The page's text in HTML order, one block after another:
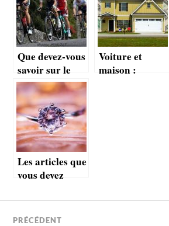
Que devez-vous
savoir sur le
cyclisme?
Voiture et
maison :
Les articles que
vous devez
votre placard!
PRÉCÉDENT